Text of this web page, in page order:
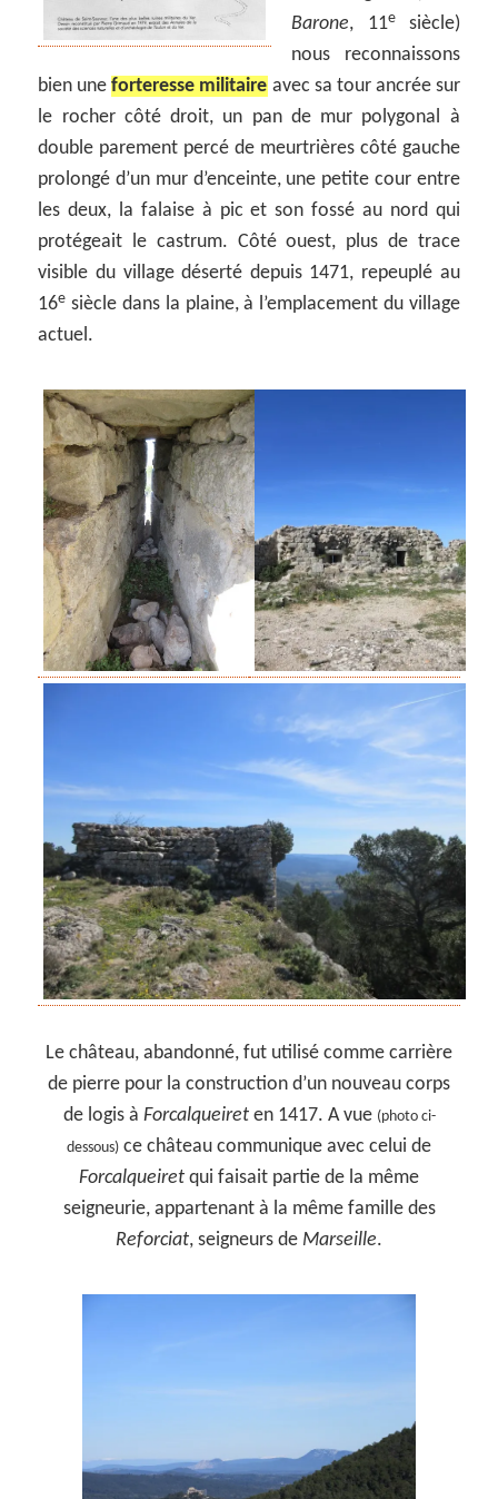
Barone, 11esiècle)
nous reconnaissons
bien uneforteresse militaire avec sa tour ancrée sur
le rocher côté droit, un pan de mur polygonal à
double parement percé de meurtrières côté gauche
prolongé d’un mur d’enceinte, une petite cour entre
les deux, la falaise à pic et son fossé au nord qui
protégeait le castrum. Côté ouest, plus de trace
visible du village déserté depuis 1471, repeuplé au
16e siècle dans la plaine, à l’emplacement du village
actuel.
Le château, abandonné, fut utilisé comme carrière
de pierre pour la construction d’un nouveau corps
de logis à Forcalqueireten 1417. A vue (photo ci-
dessous) ce château communique avec celui de
Forcalqueiret qui faisait partie de la même
seigneurie, appartenant à la même famille des
Reforciat, seigneurs de Marseille.